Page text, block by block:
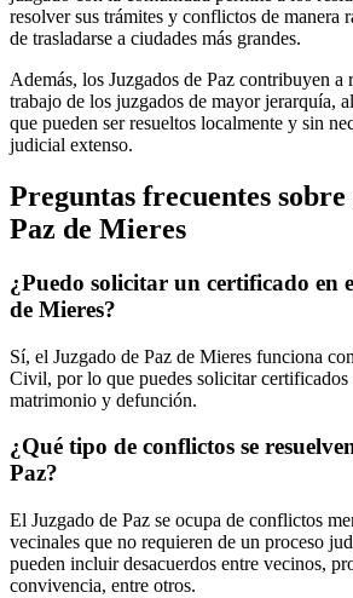
resolver sus trámites y conflictos de manera
de trasladarse a ciudades más grandes.
Además, los Juzgados de Paz contribuyen a
trabajo de los juzgados de mayor jerarquía,
que pueden ser resueltos localmente y sin
judicial extenso.
Preguntas frecuentes sobre
Paz de Mieres
¿Puedo solicitar un certificado en
de Mieres?
Sí, el Juzgado de Paz de Mieres funciona
Civil, por lo que puedes solicitar certificados
matrimonio y defunción.
¿Qué tipo de conflictos se
Paz?
El Juzgado de Paz se ocupa de conflictos
vecinales que no requieren de un proceso
pueden incluir desacuerdos entre vecinos,
convivencia, entre otros.